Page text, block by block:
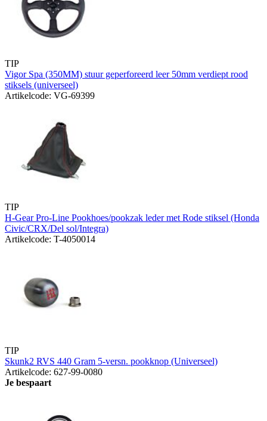
TIP
Vigor Spa (350MM) stuur geperforeerd leer 50mm verdiept rood
stiksels (universeel)
Artikelcode: VG-69399
TIP
H-Gear Pro-Line Pookhoes/pookzak leder met Rode stiksel (Honda
Civic/CRX/Del sol/Integra)
Artikelcode: T-4050014
TIP
Skunk2 RVS 440 Gram 5-versn. pookknop (Universeel)
Artikelcode: 627-99-0080
Je bespaart